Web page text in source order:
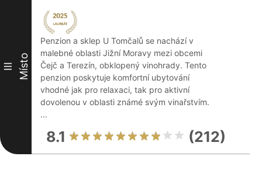
III Místo
Penzion a sklep U Tomčalů se nachází v
malebné oblasti Jižní Moravy mezi obcemi
Čejč a Terezín, obklopený vinohrady. Tento
penzion poskytuje komfortní ubytování
vhodné jak pro relaxaci, tak pro aktivní
dovolenou v oblasti známé svým vinařstvím.
...
8.1 (212)